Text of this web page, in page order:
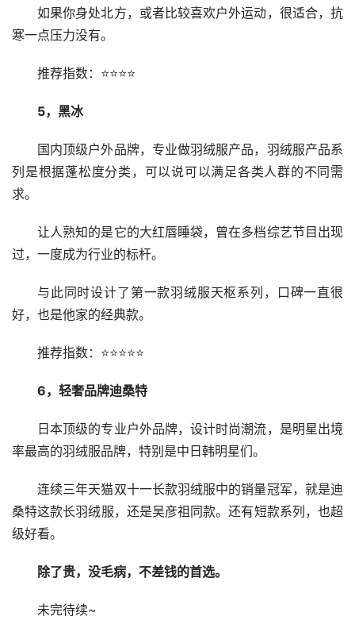
如果你身处北方，或者比较喜欢户外运动，很适合，抗
寒一点压力没有。
推荐指数：⭐⭐⭐⭐
5，黑冰
国内顶级户外品牌，专业做羽绒服产品，羽绒服产品系
列是根据蓬松度分类，可以说可以满足各类人群的不同需
求。
让人熟知的是它的大红唇睡袋，曾在多档综艺节目出现
过，一度成为行业的标杆。
与此同时设计了第一款羽绒服天枢系列，口碑一直很
好，也是他家的经典款。
推荐指数：⭐⭐⭐⭐⭐
6，轻奢品牌迪桑特
日本顶级的专业户外品牌，设计时尚潮流，是明星出境
率最高的羽绒服品牌，特别是中日韩明星们。
连续三年天猫双十一长款羽绒服中的销量冠军，就是迪
桑特这款长羽绒服，还是吴彦祖同款。还有短款系列，也超
级好看。
除了贵，没毛病，不差钱的首选。
未完待续~